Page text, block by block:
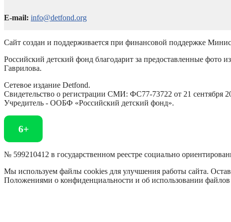
E-mail: info@detfond.org
Сайт создан и поддерживается при финансовой поддержке
Российский детский фонд благодарит за предоставленные фото
Гаврилова.
Сетевое издание Detfond.
Свидетельство о регистрации СМИ: ФС77-73722 от 21 сентября
Учредитель - ООБФ «Российский детский фонд».
6+
№ 599210412 в государственном реестре социально
Мы используем файлы cookies для улучшения работы сайта.
Положениями о конфиденциальности и об использовании файлов